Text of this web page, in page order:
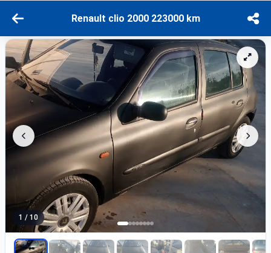
Renault clio 2000 223000 km
1 / 10